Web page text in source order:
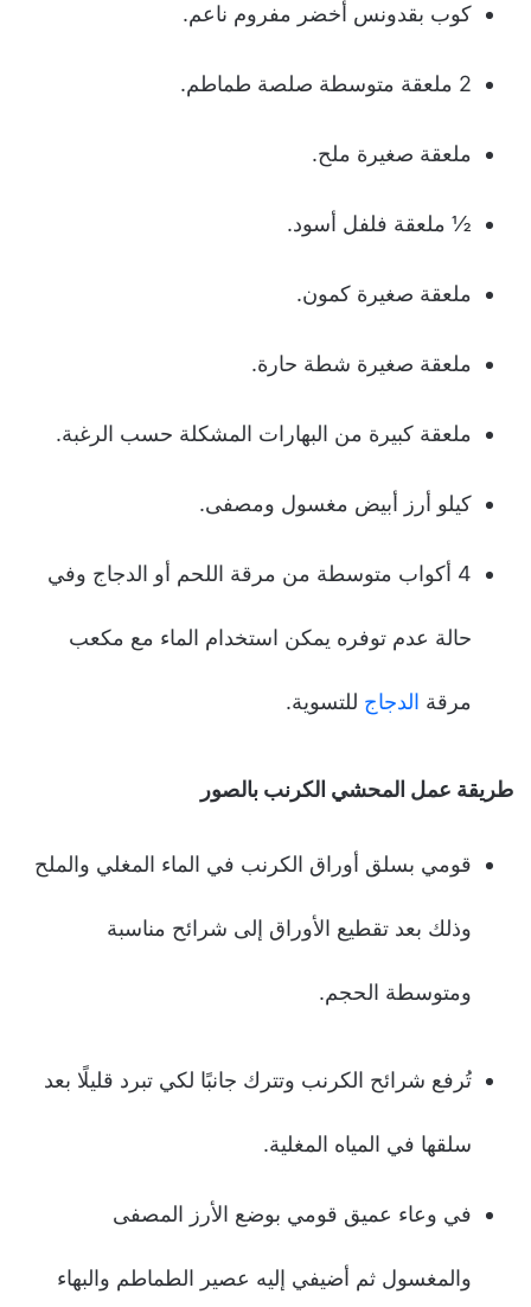
كوب بقدونس أخضر مفروم ناعم.
2 ملعقة متوسطة صلصة طماطم.
ملعقة صغيرة ملح.
½ ملعقة فلفل أسود.
ملعقة صغيرة كمون.
ملعقة صغيرة شطة حارة.
ملعقة كبيرة من البهارات المشكلة حسب الرغبة.
كيلو أرز أبيض مغسول ومصفى.
4 أكواب متوسطة من مرقة اللحم أو الدجاج وفي
حالة عدم توفره يمكن استخدام الماء مع مكعب
مرقة الدجاج للتسوية.
طريقة عمل المحشي الكرنب بالصور
قومي بسلق أوراق الكرنب في الماء المغلي والملح
وذلك بعد تقطيع الأوراق إلى شرائح مناسبة
ومتوسطة الحجم.
تُرفع شرائح الكرنب وتترك جانبًا لكي تبرد قليلًا بعد
سلقها في المياه المغلية.
في وعاء عميق قومي بوضع الأرز المصفى
والمغسول ثم أضيفي إليه عصير الطماطم والبهاء